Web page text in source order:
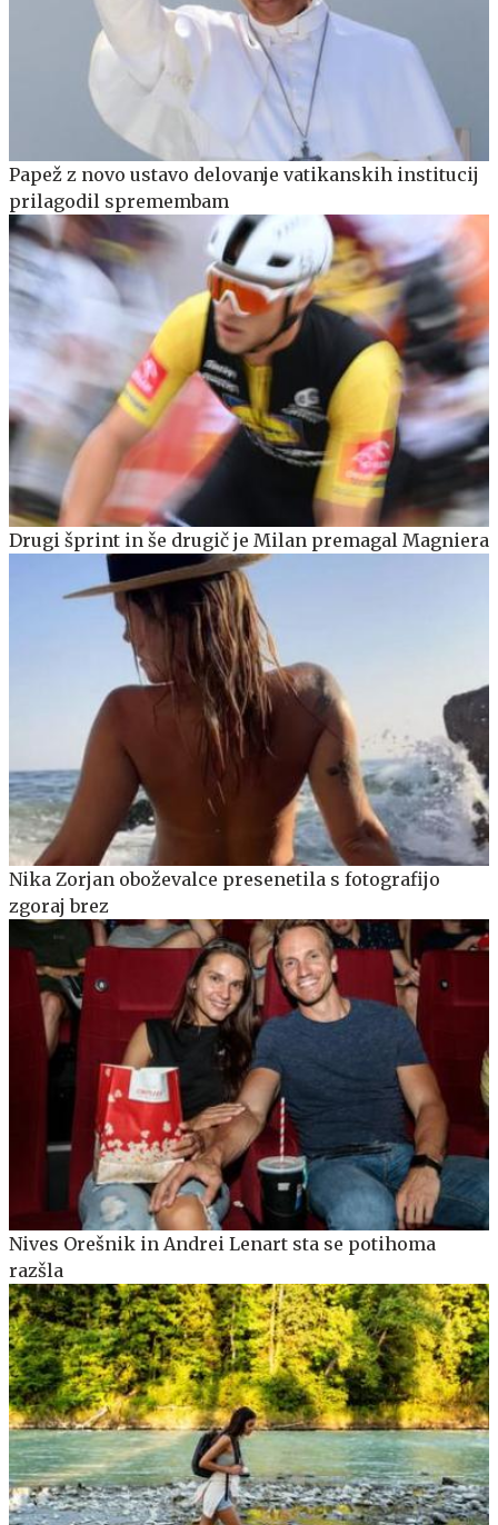
Papež z novo ustavo delovanje vatikanskih institucij
prilagodil spremembam
Drugi šprint in še drugič je Milan premagal Magniera
Nika Zorjan oboževalce presenetila s fotografijo
zgoraj brez
Nives Orešnik in Andrei Lenart sta se potihoma
razšla